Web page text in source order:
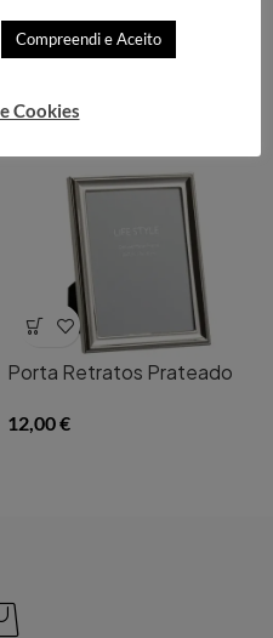
Porta Retratos Prateado
12,00€
Compreendi e Aceito
Cookies